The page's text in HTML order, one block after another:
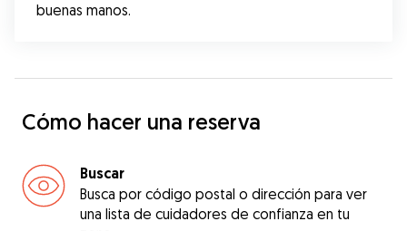
buenas manos.
Cómo hacer una reserva
Buscar
Busca por código postal o dirección para ver
una lista de cuidadores de confianza en tu